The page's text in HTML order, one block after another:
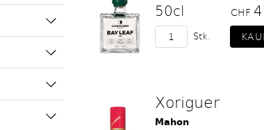
50cl CHF
Stk.
Xoriguer
Mahon